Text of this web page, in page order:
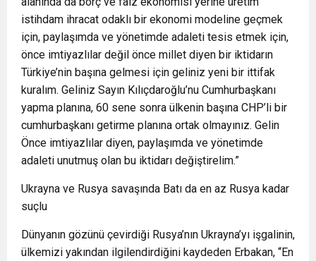
istihdam ihracat odaklı bir ekonomi modeline geçmek
için, paylaşımda ve yönetimde adaleti tesis etmek için,
önce imtiyazlılar değil önce millet diyen bir iktidarın
Türkiye’nin başına gelmesi için geliniz yeni bir ittifak
kuralım. Geliniz Sayın Kılıçdaroğlu’nu Cumhurbaşkanı
yapma planına, 60 sene sonra ülkenin başına CHP’li bir
cumhurbaşkanı getirme planına ortak olmayınız. Gelin
Önce imtiyazlılar diyen, paylaşımda ve yönetimde
adaleti unutmuş olan bu iktidarı değiştirelim.”
Ukrayna ve Rusya savaşında Batı da en az Rusya kadar
suçlu
Dünyanın gözünü çevirdiği Rusya’nın Ukrayna’yı işgalinin,
ülkemizi yakından ilgilendirdiğini kaydeden Erbakan, “En